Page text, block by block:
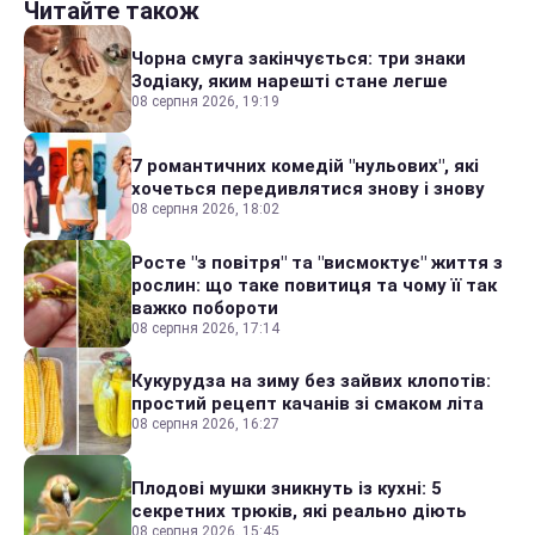
Читайте також
Чорна смуга закінчується: три знаки
Зодіаку, яким нарешті стане легше
08 серпня 2026, 19:19
7 романтичних комедій "нульових", які
хочеться передивлятися знову і знову
08 серпня 2026, 18:02
Росте "з повітря" та "висмоктує" життя з
рослин: що таке повитиця та чому її так
важко побороти
08 серпня 2026, 17:14
Кукурудза на зиму без зайвих клопотів:
простий рецепт качанів зі смаком літа
08 серпня 2026, 16:27
Плодові мушки зникнуть із кухні: 5
секретних трюків, які реально діють